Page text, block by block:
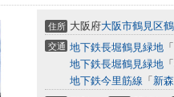
住所 大阪府大阪市鶴見区
交通 地下鉄長堀鶴見緑地 「
地下鉄長堀鶴見緑地 「
地下鉄今里筋線 「 新